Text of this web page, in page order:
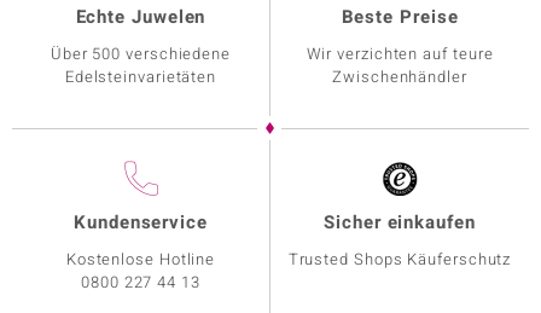
Echte Juwelen
Über 500 verschiedene
Edelsteinvarietäten
Beste Preise
Wir verzichten auf teure
Zwischenhändler
Kundenservice
Kostenlose Hotline
0800 227 44 13
Sicher einkaufen
Trusted Shops Käuferschutz